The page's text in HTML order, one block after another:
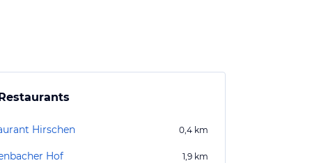
Hirschen 0,4 km
Hof 1,9 km